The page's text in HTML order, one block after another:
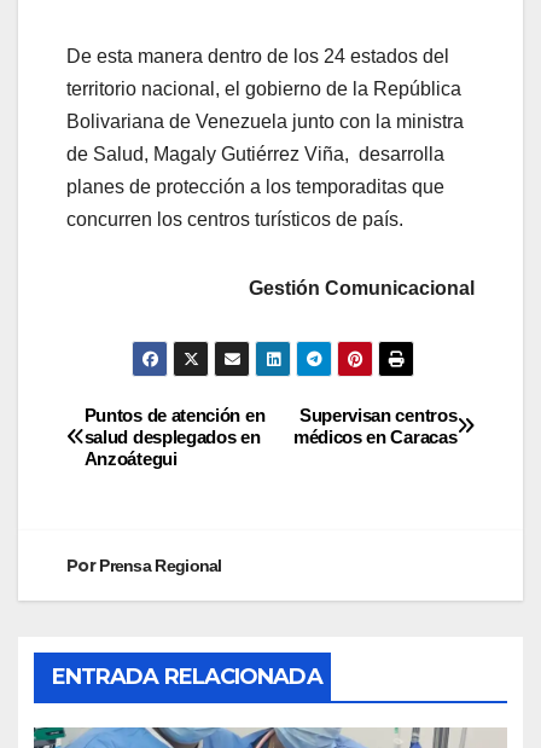
De esta manera dentro de los 24 estados del
territorio nacional, el gobierno de la República
Bolivariana de Venezuela junto con la ministra
de Salud, Magaly Gutiérrez Viña, desarrolla
planes de protección a los temporaditas que
concurren los centros turísticos de país.
Gestión Comunicacional
Supervisan centros
médicos en Caracas
Puntos de atención en
salud desplegados en
Anzoátegui
PorPrensa Regional
ENTRADA RELACIONADA